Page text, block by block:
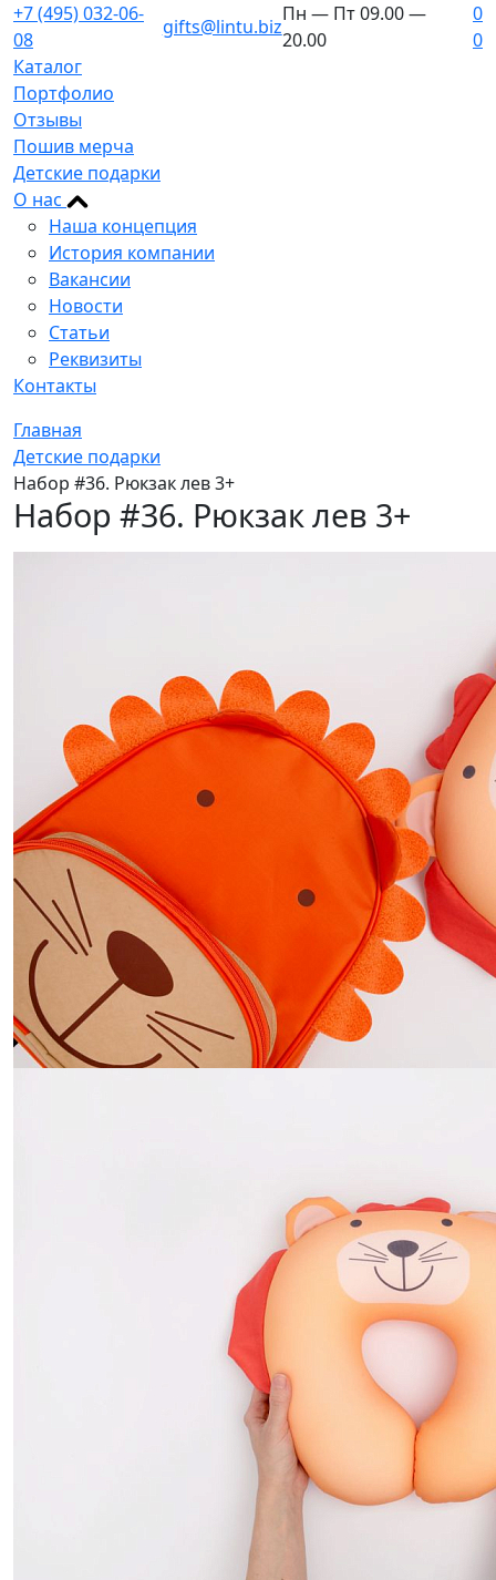
+7 (495) 032-06-
08
gifts@lintu.biz
Пн — Пт 09.00 —
20.00
0
0
Каталог
Портфолио
Отзывы
Пошив мерча
Детские подарки
О нас
Наша концепция
История компании
Вакансии
Новости
Статьи
Реквизиты
Контакты
Главная
Детские подарки
Набор #36. Рюкзак лев 3+
Набор #36. Рюкзак лев 3+